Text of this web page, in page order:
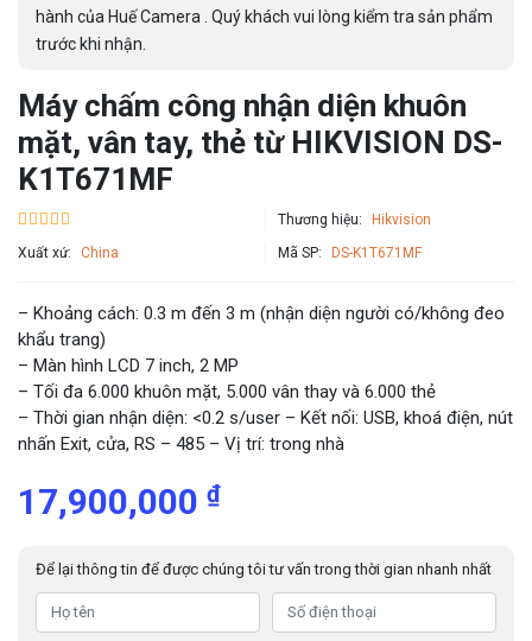
hành của Huế Camera . Quý khách vui lòng kiểm tra sản phẩm
trước khi nhận.
Máy chấm công nhận diện khuôn
mặt, vân tay, thẻ từ HIKVISION DS-
K1T671MF
Thương hiệu: Hikvision
Xuất xứ: China Mã SP: DS-K1T671MF
– Khoảng cách: 0.3 m đến 3 m (nhận diện người có/không đeo
khẩu trang)
– Màn hình LCD 7 inch, 2 MP
– Tối đa 6.000 khuôn mặt, 5.000 vân thay và 6.000 thẻ
– Thời gian nhận diện: <0.2 s/user – Kết nối: USB, khoá điện, nút
nhấn Exit, cửa, RS – 485 – Vị trí: trong nhà
17,900,000 ₫
Để lại thông tin để được chúng tôi tư vấn trong thời gian nhanh nhất